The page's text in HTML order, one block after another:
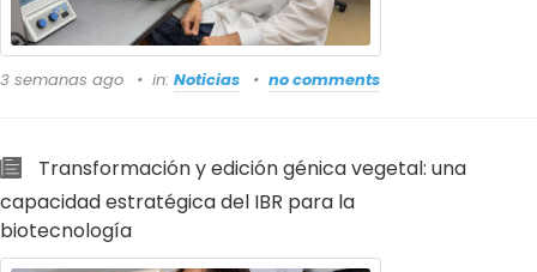
3 semanas ago in: Noticias no comments
Transformación y edición génica vegetal: una
capacidad estratégica del IBR para la
biotecnología